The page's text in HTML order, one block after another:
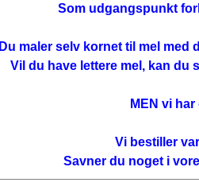
Som udgangspunkt
Du maler selv kornet til mel med
Vil du have lettere mel, kan du
MEN vi
Vi bestiller
Savner du noget i